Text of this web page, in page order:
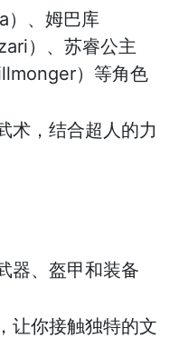
）、姆巴库
）、苏睿公主
）等角色
术，结合超人的力
器、盔甲和装备
让你接触独特的文